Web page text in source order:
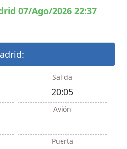
07/Ago/2026 22:37
Salida
20:05
Avión
Puerta